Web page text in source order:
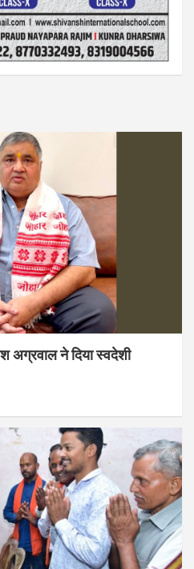
अग्रवाल ने दिया स्वदेशी